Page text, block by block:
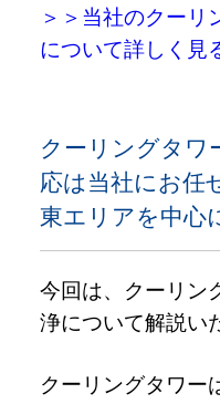
＞＞当社のクーリ
について詳しく見
クーリングタワ
応は当社にお任
東エリアを中心
今回は、クーリン
浄について解説い
クーリングタワー